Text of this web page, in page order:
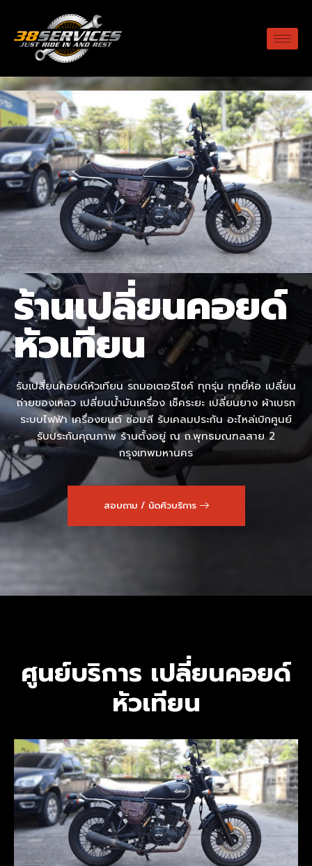
ร้านเปลี่ยนคอยด์
หัวเทียน
รับเปลี่ยนคอยด์หัวเทียน รถมอเตอร์ไซค์ ทุกรุ่น ทุกยี่ห้อ เปลี่ยน
ถ่ายของเหลว เปลี่ยนน้ำมันเครื่อง เช็คระยะ เปลี่ยนยาง ผ้าเบรก
ระบบไฟฟ้า เครื่องยนต์ ซ่อมสี รับเคลมประกัน อะไหล่เบิกศูนย์
รับประกันคุณภาพ ร้านตั้งอยู่ ณ ถ.พุทธมณฑลสาย 2
กรุงเทพมหานคร
สอบถาม / นัดคิวบริการ
ศูนย์บริการ เปลี่ยนคอยด์
หัวเทียน